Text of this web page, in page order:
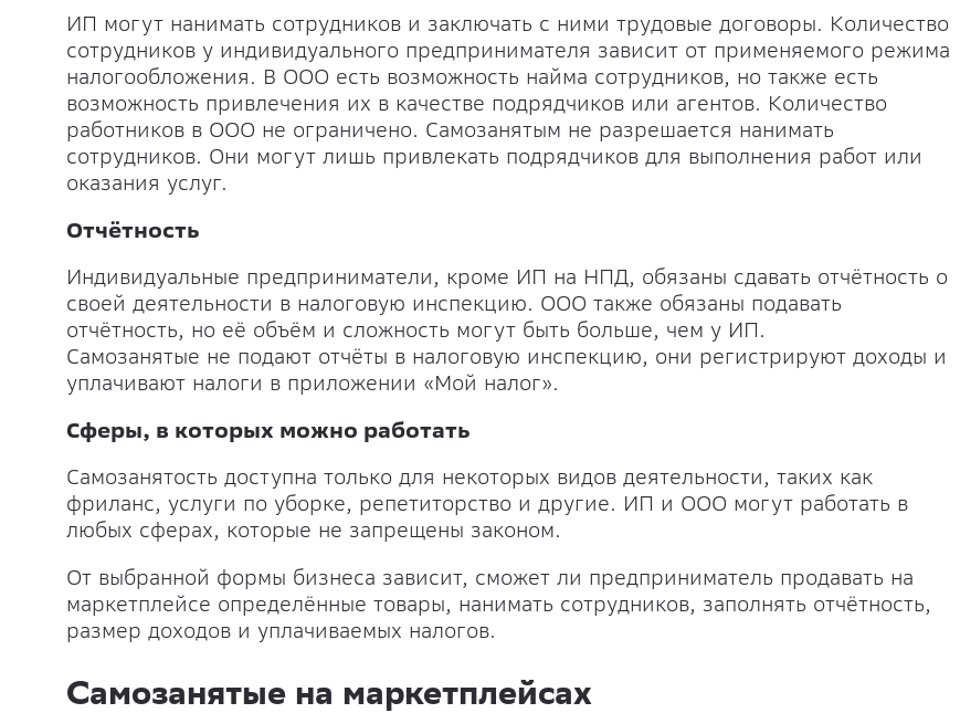
ИП могут нанимать сотрудников и заключать с ними трудовые договоры. Количество
сотрудников у индивидуального предпринимателя зависит от применяемого режима
налогообложения. В ООО есть возможность найма сотрудников, но также есть
возможность привлечения их в качестве подрядчиков или агентов. Количество
работников в ООО не ограничено. Самозанятым не разрешается нанимать
сотрудников. Они могут лишь привлекать подрядчиков для выполнения работ или
оказания услуг.
Отчётность
Индивидуальные предприниматели, кроме ИП на НПД, обязаны сдавать отчётность о
своей деятельности в налоговую инспекцию. ООО также обязаны подавать
отчётность, но её объём и сложность могут быть больше, чем у ИП.
Самозанятые не подают отчёты в налоговую инспекцию, они регистрируют доходы и
уплачивают налоги в приложении «Мой налог».
Сферы, в которых можно работать
Самозанятость доступна только для некоторых видов деятельности, таких как
фриланс, услуги по уборке, репетиторство и другие. ИП и ООО могут работать в
любых сферах, которые не запрещены законом.
От выбранной формы бизнеса зависит, сможет ли предприниматель продавать на
маркетплейсе определённые товары, нанимать сотрудников, заполнять отчётность,
размер доходов и уплачиваемых налогов.
Самозанятые на маркетплейсах